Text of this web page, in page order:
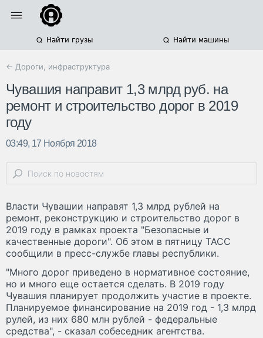
Найти грузы Найти машины
← Дороги, инфраструктура
Чувашия направит 1,3 млрд руб. на
ремонт и строительство дорог в 2019
году
03:49, 17 Ноября 2018
Власти Чувашии направят 1,3 млрд рублей на
ремонт, реконструкцию и строительство дорог в
2019 году в рамках проекта "Безопасные и
качественные дороги". Об этом в пятницу ТАСС
сообщили в пресс-службе главы республики.
"Много дорог приведено в нормативное состояние,
но и много еще остается сделать. В 2019 году
Чувашия планирует продолжить участие в проекте.
Планируемое финансирование на 2019 год - 1,3 млрд
рулей, из них 680 млн рублей - федеральные
средства", - сказал собеседник агентства.